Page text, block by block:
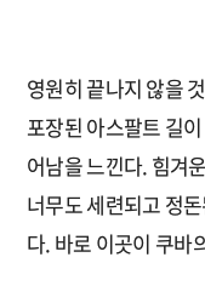
영원히 끝나지 않을
포장된 아스팔트 길
어남을 느낀다. 힘겨
너무도 세련되고 정
다. 바로 이곳이 쿠바